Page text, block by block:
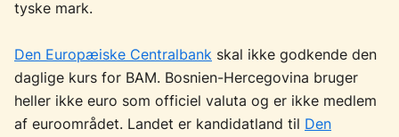
tyske mark.
Den Europæiske Centralbank skal ikke godkende den
daglige kurs for BAM. Bosnien-Hercegovina bruger
heller ikke euro som officiel valuta og er ikke medlem
af euroområdet. Landet er kandidatland til Den